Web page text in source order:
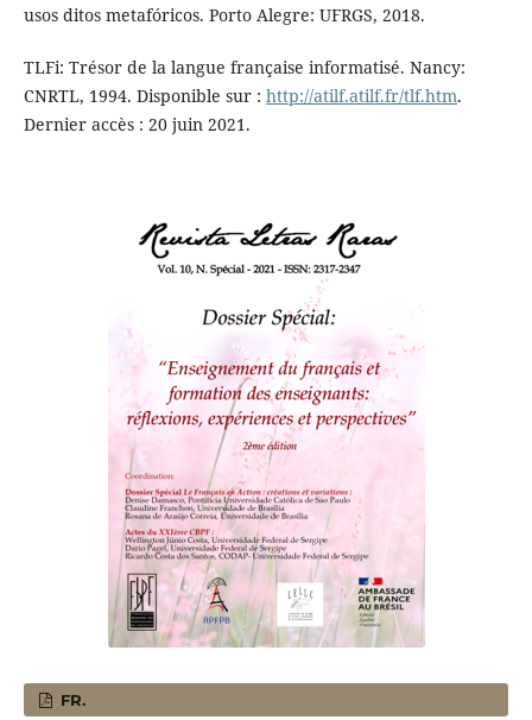
usos ditos metafóricos. Porto Alegre: UFRGS, 2018.
TLFi: Trésor de la langue française informatisé. Nancy:
CNRTL, 1994. Disponible sur : http://atilf.atilf.fr/tlf.htm.
Dernier accès : 20 juin 2021.
FR.